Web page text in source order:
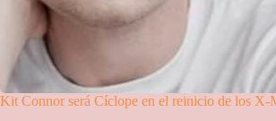
Kit Connor será Cíclope en el reinicio de los X-